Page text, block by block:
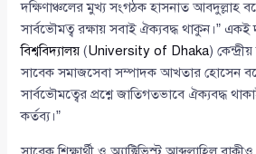
দক্ষিণাঞ্চলের মুখ্য সংগঠক হাসনাত আবদুল্লাহ
সার্বভৌমত্ব রক্ষায় সবাই ঐক্যবদ্ধ থাকুন।”
বিশ্ববিদ্যালয় (University of Dhaka)
সাবেক সমাজসেবা সম্পাদক আখতার হোসেন
সার্বভৌমত্বের প্রশ্নে জাতিগতভাবে ঐক্যবদ্ধ
কর্তব্য।”